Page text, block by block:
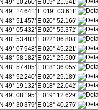
N 49° 10.260' E 019° 21.541'
N 49° 14.641' E 019° 03.611'
N 48° 51.457' E 020° 52.166'
N 49° 05.432' E 020° 55.372'
N 48° 53.483' E 022° 06.808'
N 49° 07.948' E 020° 45.221'
N 48° 58.182' E 021° 25.500'
N 48° 57.405' E 018° 36.055'
N 48° 52.240' E 020° 25.189'
N 49° 19.132' E 018° 22.042'
N 49° 08.195' E 019° 12.629'
N 49° 30.379' E 018° 40.276'